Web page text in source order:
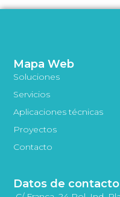
Mapa Web
Soluciones
Servicios
Aplicaciones técnicas
Proyectos
Contacto
Datos de contacto